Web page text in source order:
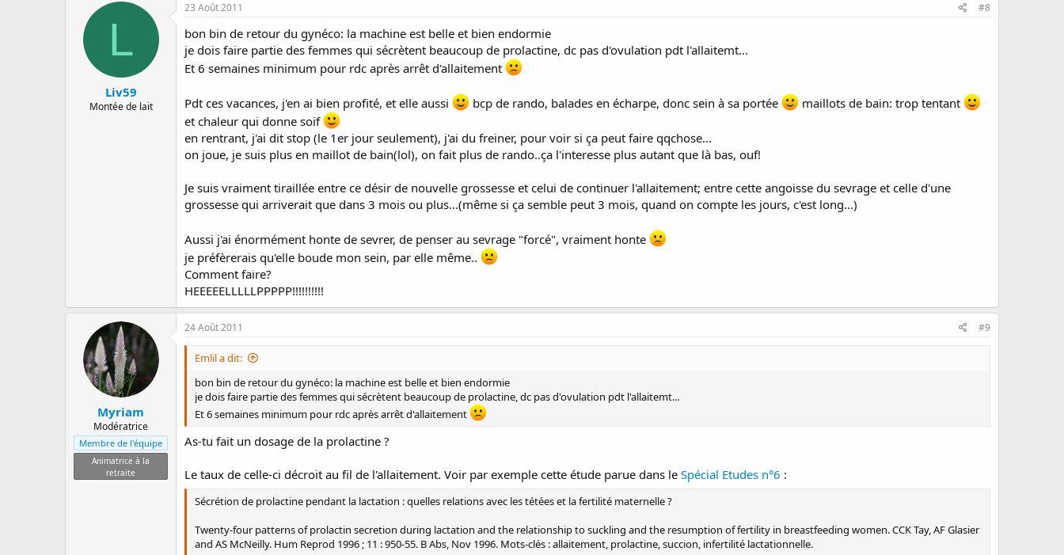
L
Liv59
Montée de lait
23 Août 2011 #8
bon bin de retour du gynéco: la machine est belle et bien endormie
je dois faire partie des femmes qui sécrètent beaucoup de prolactine, dc pas d'ovulation pdt l'allaitemt...
Et 6 semaines minimum pour rdc après arrêt d'allaitement
Pdt ces vacances, j'en ai bien profité, et elle aussi bcp de rando, balades en écharpe, donc sein à sa portée
maillots de bain: trop tentant
et chaleur qui donne soif
en rentrant, j'ai dit stop (le 1er jour seulement), j'ai du freiner, pour voir si ça peut faire qqchose...
on joue, je suis plus en maillot de bain(lol), on fait plus de rando..ça l'interesse plus autant que là bas, ouf!
Je suis vraiment tiraillée entre ce désir de nouvelle grossesse et celui de continuer l'allaitement; entre cette angoisse du sevrage et celle d'une
grossesse qui arriverait que dans 3 mois ou plus...(même si ça semble peut 3 mois, quand on compte les jours, c'est long...)
Aussi j'ai énormément honte de sevrer, de penser au sevrage "forcé", vraiment honte
je préfèrerais qu'elle boude mon sein, par elle même..
Comment faire?
HEEEEELLLLLPPPPP!!!!!!!!!!
Myriam
Modératrice
Membre de l'équipe
Animatrice à la
retraite
24 Août 2011 #9
Emlil a dit:
bon bin de retour du gynéco: la machine est belle et bien endormie
je dois faire partie des femmes qui sécrètent beaucoup de prolactine, dc pas d'ovulation pdt l'allaitemt...
Et 6 semaines minimum pour rdc après arrêt d'allaitement
As-tu fait un dosage de la prolactine ?
Le taux de celle-ci décroit au fil de l'allaitement. Voir par exemple cette étude parue dans le Spécial Etudes n°6 :
Sécrétion de prolactine pendant la lactation : quelles relations avec les tétées et la fertilité maternelle ?
Twenty-four patterns of prolactin secretion during lactation and the relationship to suckling and the resumption of fertility in breastfeeding women. CCK Tay, AF Glasier
and AS McNeilly. Hum Reprod 1996 ; 11 : 950-55. B Abs, Nov 1996. Mots-clés : allaitement, prolactine, succion, infertilité lactationnelle.